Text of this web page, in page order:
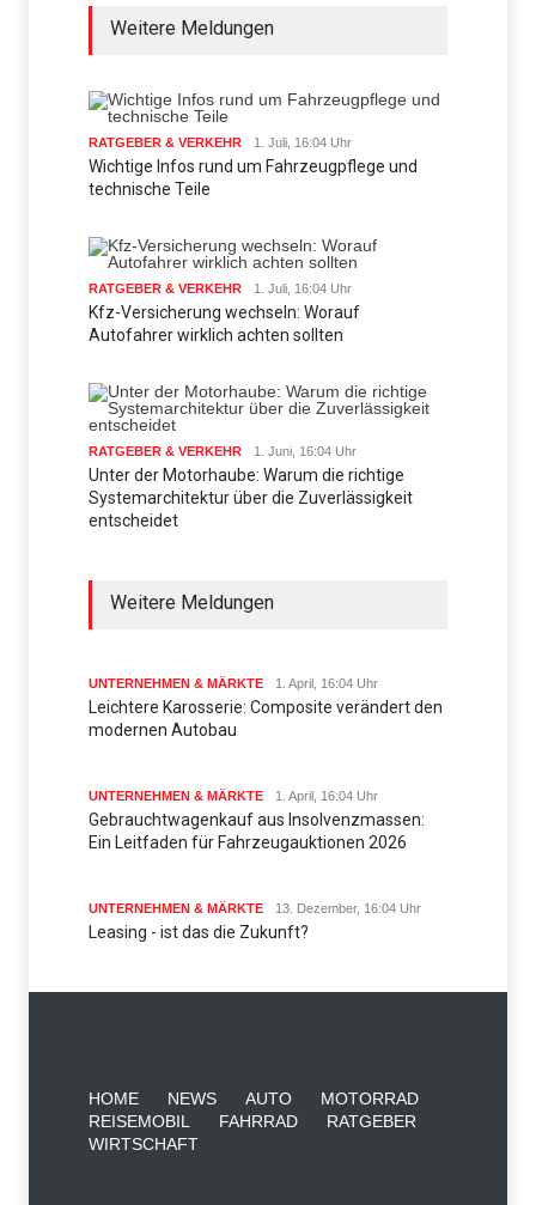
Weitere Meldungen
RATGEBER & VERKEHR 1. Juli, 16:04 Uhr
Wichtige Infos rund um Fahrzeugpflege und
technische Teile
RATGEBER & VERKEHR 1. Juli, 16:04 Uhr
Kfz-Versicherung wechseln: Worauf
Autofahrer wirklich achten sollten
RATGEBER & VERKEHR 1. Juni, 16:04 Uhr
Unter der Motorhaube: Warum die richtige
Systemarchitektur über die Zuverlässigkeit
entscheidet
Weitere Meldungen
UNTERNEHMEN & MÄRKTE 1. April, 16:04 Uhr
Leichtere Karosserie: Composite verändert den
modernen Autobau
UNTERNEHMEN & MÄRKTE 1. April, 16:04 Uhr
Gebrauchtwagenkauf aus Insolvenzmassen:
Ein Leitfaden für Fahrzeugauktionen 2026
UNTERNEHMEN & MÄRKTE 13. Dezember, 16:04 Uhr
Leasing - ist das die Zukunft?
HOME NEWS AUTO
MOTORRAD
REISEMOBIL
FAHRRAD
RATGEBER
WIRTSCHAFT